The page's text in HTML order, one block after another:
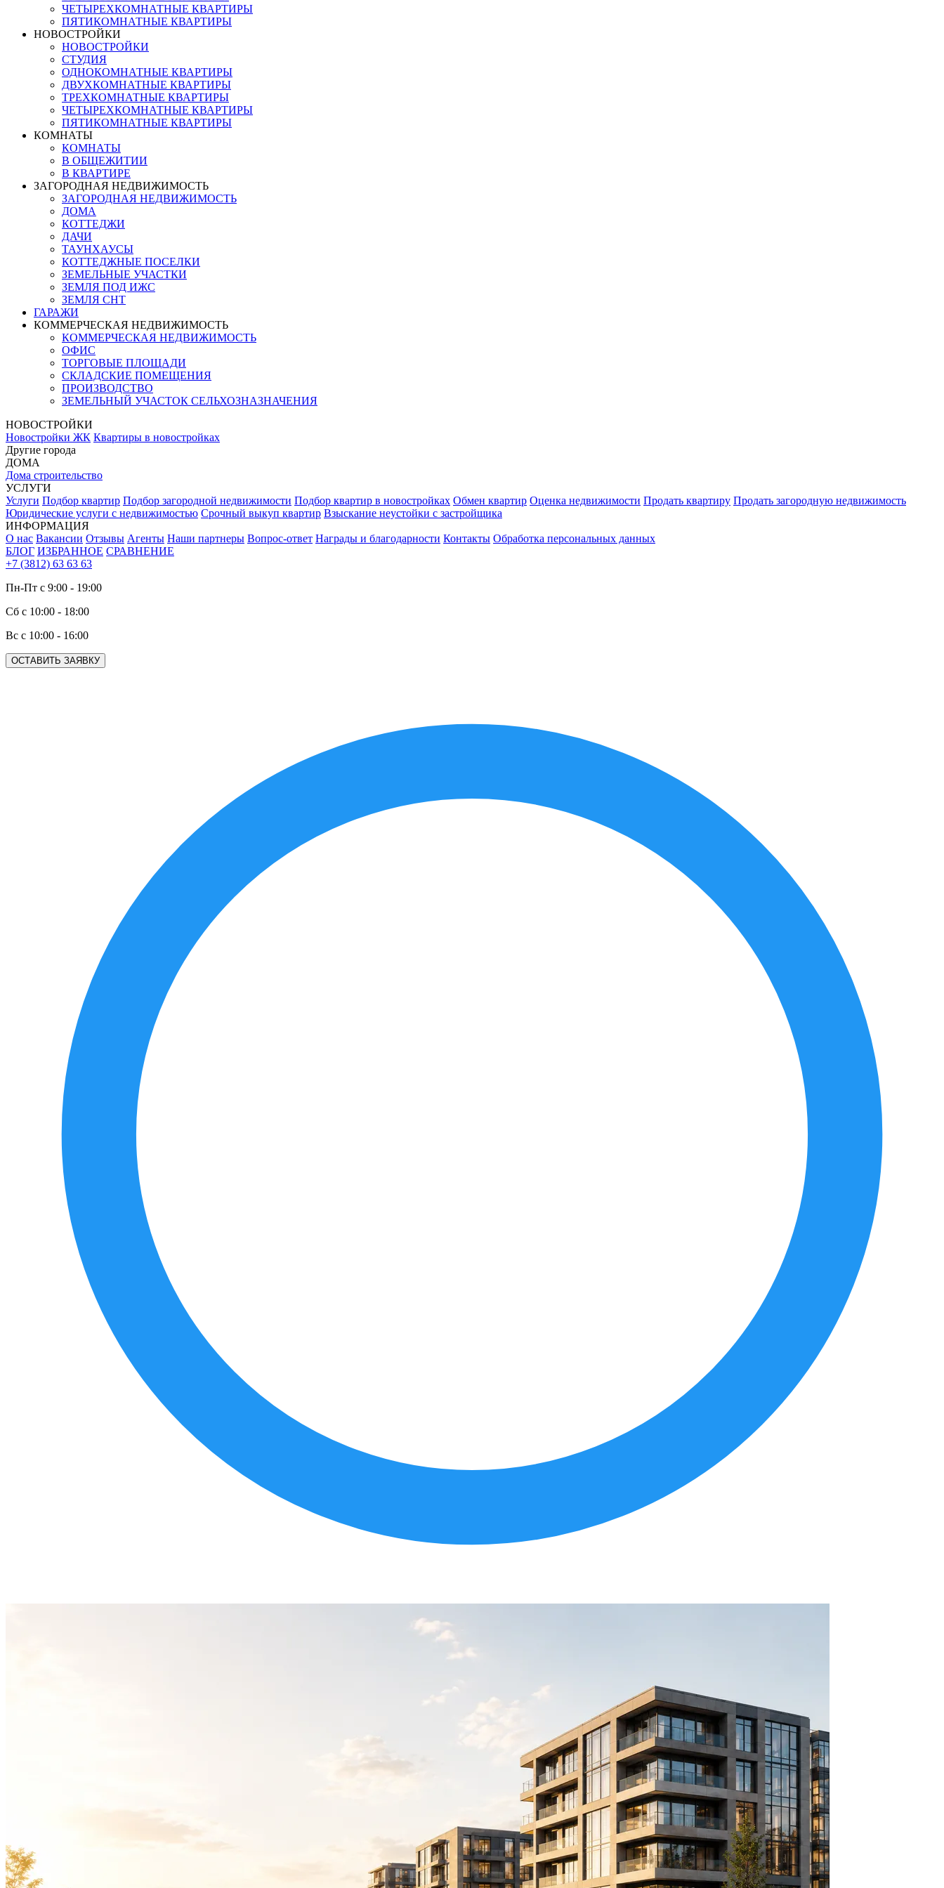
ЧЕТЫРЕХКОМНАТНЫЕ КВАРТИРЫ
ПЯТИКОМНАТНЫЕ КВАРТИРЫ
НОВОСТРОЙКИ
НОВОСТРОЙКИ
СТУДИЯ
ОДНОКОМНАТНЫЕ КВАРТИРЫ
ДВУХКОМНАТНЫЕ КВАРТИРЫ
ТРЕХКОМНАТНЫЕ КВАРТИРЫ
ЧЕТЫРЕХКОМНАТНЫЕ КВАРТИРЫ
ПЯТИКОМНАТНЫЕ КВАРТИРЫ
КОМНАТЫ
КОМНАТЫ
В ОБЩЕЖИТИИ
В КВАРТИРЕ
ЗАГОРОДНАЯ НЕДВИЖИМОСТЬ
ЗАГОРОДНАЯ НЕДВИЖИМОСТЬ
ДОМА
КОТТЕДЖИ
ДАЧИ
ТАУНХАУСЫ
КОТТЕДЖНЫЕ ПОСЕЛКИ
ЗЕМЕЛЬНЫЕ УЧАСТКИ
ЗЕМЛЯ ПОД ИЖС
ЗЕМЛЯ СНТ
ГАРАЖИ
КОММЕРЧЕСКАЯ НЕДВИЖИМОСТЬ
КОММЕРЧЕСКАЯ НЕДВИЖИМОСТЬ
ОФИС
ТОРГОВЫЕ ПЛОЩАДИ
СКЛАДСКИЕ ПОМЕЩЕНИЯ
ПРОИЗВОДСТВО
ЗЕМЕЛЬНЫЙ УЧАСТОК СЕЛЬХОЗНАЗНАЧЕНИЯ
НОВОСТРОЙКИ
Новостройки ЖК Квартиры в новостройках
Другие города
ДОМА
Дома строительство
УСЛУГИ
Услуги Подбор квартир Подбор загородной недвижимости Подбор квартир в новостройках Обмен квартир Оценка недвижимости Продать квартиру Продать загородную недвижимость
Юридические услуги с недвижимостью Срочный выкуп квартир Взыскание неустойки с застройщика
ИНФОРМАЦИЯ
О нас Вакансии Отзывы Агенты Наши партнеры Вопрос-ответ Награды и благодарности Контакты Обработка персональных данных
БЛОГ ИЗБРАННОЕ СРАВНЕНИЕ
+7 (3812) 63 63 63
Пн-Пт с 9:00 - 19:00
Сб с 10:00 - 18:00
Вс с 10:00 - 16:00
ОСТАВИТЬ ЗАЯВКУ